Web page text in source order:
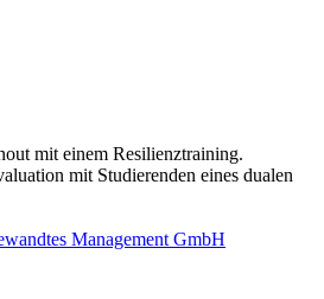
mit einem Resilienztraining.
mit Studierenden eines dualen
Management GmbH